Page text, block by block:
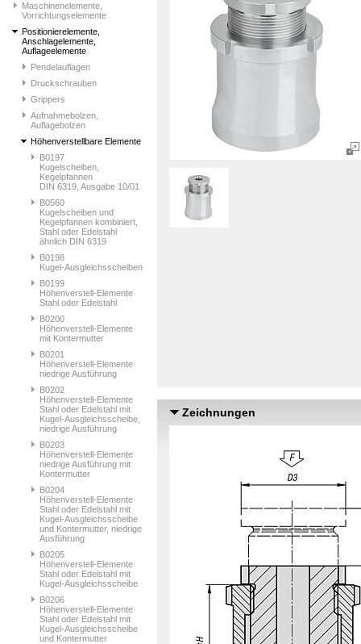
Maschinenelemente,
Vorrichtungselemente
Positionierelemente,
Anschlagelemente,
Auflageelemente
Pendelauflagen
Druckschrauben
Grippers
Aufnahmebolzen,
Auflagebolzen
Höhenverstellbare Elemente
B0197
Kugelscheiben,
Kegelpfannen
DIN 6319, Ausgabe 10/01
B0560
Kugelscheiben und
Kegelpfannen kombiniert,
Stahl oder Edelstahl
ähnlich DIN 6319
B0198
Kugel-Ausgleichsscheiben
B0199
Höhenverstell-Elemente
Stahl oder Edelstahl
B0200
Höhenverstell-Elemente
mit Kontermutter
B0201
Höhenverstell-Elemente
niedrige Ausführung
B0202
Höhenverstell-Elemente
Stahl oder Edelstahl mit
Kugel-Ausgleichsscheibe,
niedrige Ausführung
B0203
Höhenverstell-Elemente
niedrige Ausführung mit
Kontermutter
B0204
Höhenverstell-Elemente
Stahl oder Edelstahl mit
Kugel-Ausgleichsscheibe
und Kontermutter, niedrige
Ausführung
B0205
Höhenverstell-Elemente
Stahl oder Edelstahl mit
Kugel-Ausgleichsscheibe
B0206
Höhenverstell-Elemente
Stahl oder Edelstahl mit
Kugel-Ausgleichsscheibe
und Kontermutter
Zeichnungen